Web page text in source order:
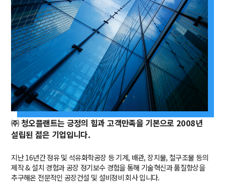
㈜ 청오플랜트는 긍정의 힘과 고객만족을 기본으로 2008년
설립된 젊은 기업입니다.
지난 16년간 정유 및 석유화학공장 등 기계, 배관, 장치물, 철구조물 등의
제작 & 설치 경험과 공장 정기보수 경험을 통해 기술혁신과 품질향상을
추구해온 전문적인 공장건설 및 설비정비 회사 입니다.